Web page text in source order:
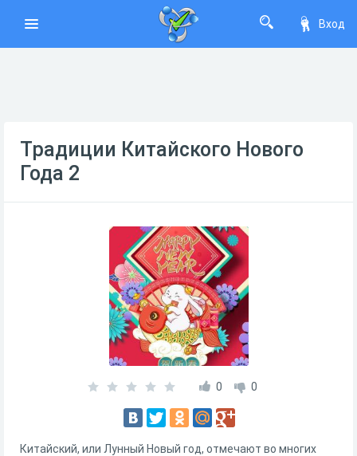
Вход
Традиции Китайского Нового
Года 2
0 0
Китайский, или Лунный Новый год, отмечают во многих